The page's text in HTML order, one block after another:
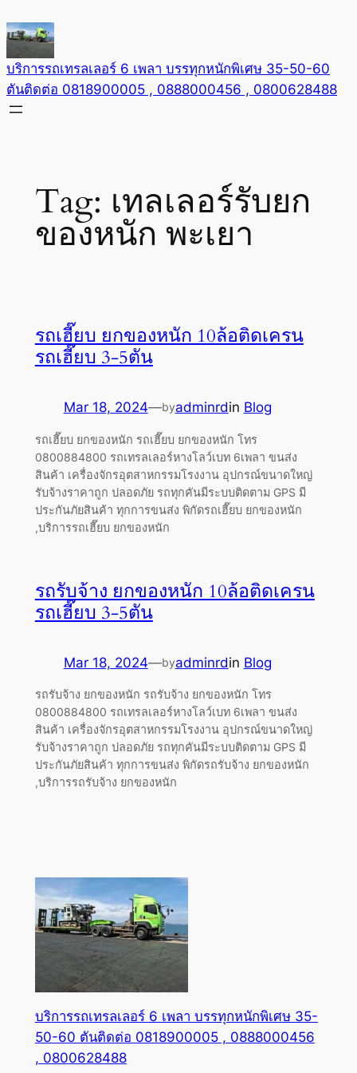
to
content
บริการรถเทรลเลอร์ 6 เพลา บรรทุกหนักพิเศษ 35-50-60
ตันติดต่อ 0818900005 , 0888000456 , 0800628488
Tag: เทลเลอร์รับยก
ของหนัก พะเยา
รถเฮี๊ยบ ยกของหนัก 10ล้อติดเครน
รถเฮี๊ยบ 3-5ตัน
Mar 18, 2024—byadminrdin Blog
รถเฮี๊ยบ ยกของหนัก รถเฮี๊ยบ ยกของหนัก โทร
0800884800 รถเทรลเลอร์หางโลว์เบท 6เพลา ขนส่ง
สินค้า เครื่องจักรอุตสาหกรรมโรงงาน อุปกรณ์ขนาดใหญ่
รับจ้างราคาถูก ปลอดภัย รถทุกคันมีระบบติดตาม GPS มี
ประกันภัยสินค้า ทุกการขนส่ง พิกัดรถเฮี๊ยบ ยกของหนัก
,บริการรถเฮี๊ยบ ยกของหนัก
รถรับจ้าง ยกของหนัก 10ล้อติดเครน
รถเฮี๊ยบ 3-5ตัน
Mar 18, 2024—byadminrdin Blog
รถรับจ้าง ยกของหนัก รถรับจ้าง ยกของหนัก โทร
0800884800 รถเทรลเลอร์หางโลว์เบท 6เพลา ขนส่ง
สินค้า เครื่องจักรอุตสาหกรรมโรงงาน อุปกรณ์ขนาดใหญ่
รับจ้างราคาถูก ปลอดภัย รถทุกคันมีระบบติดตาม GPS มี
ประกันภัยสินค้า ทุกการขนส่ง พิกัดรถรับจ้าง ยกของหนัก
,บริการรถรับจ้าง ยกของหนัก
บริการรถเทรลเลอร์ 6 เพลา บรรทุกหนักพิเศษ 35-
50-60 ตันติดต่อ 0818900005 , 0888000456
, 0800628488